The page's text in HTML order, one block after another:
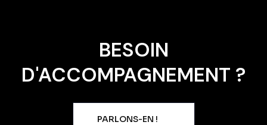
BESOIN
D'ACCOMPAGNEMENT ?
PARLONS-EN !